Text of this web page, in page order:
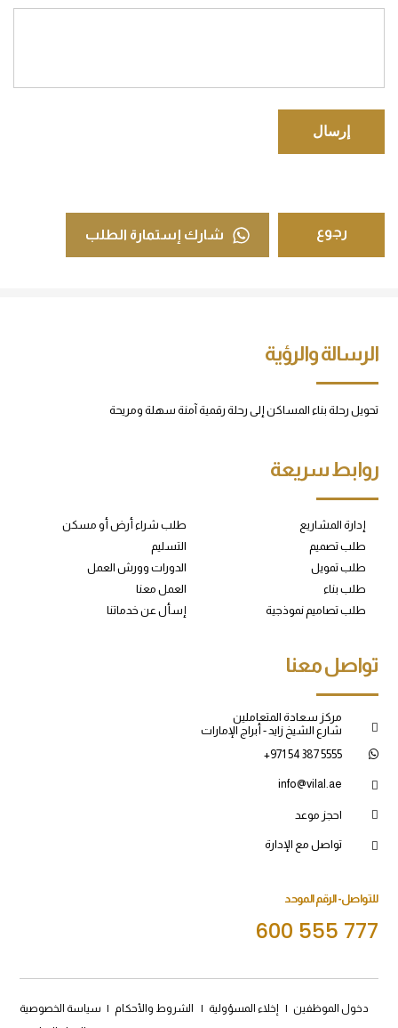
رجوع شارك إستمارة الطلب
الرسالة والرؤية
تحويل رحلة بناء المساكن إلى رحلة رقمية آمنة سهلة ومريحة
روابط سريعة
إدارة المشاريع
طلب تصميم
طلب تمويل
طلب بناء
طلب تصاميم نموذجية
طلب شراء أرض أو مسكن
التسليم
الدورات وورش العمل
العمل معنا
إسأل عن خدماتنا
تواصل معنا
مركز سعادة المتعاملين
شارع الشيخ زايد - أبراج الإمارات
+971 54 387 5555
info@vilal.ae
احجز موعد
تواصل مع الإدارة
للتواصل- الرقم الموحد
600 555 777
دخول الموظفين| إخلاء المسؤولية | الشروط والأحكام | سياسة الخصوصية